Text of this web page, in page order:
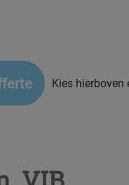
Kies hierboven